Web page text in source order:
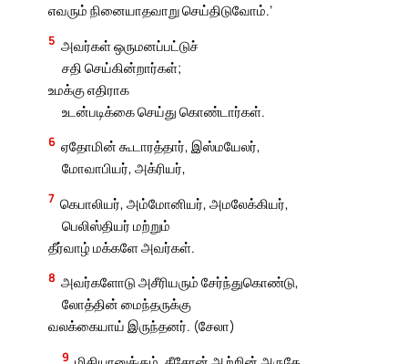
எவரும் நினையாதவாறு செய்திடுவோம்.’
5 அவர்கள் ஒருமனப்பட்டுச்
சதி செய்கின்றார்கள்;
உமக்கு எதிராக
உடன்படிக்கை செய்து கொண்டார்கள்.
6 ஏதோமின் கூடாரத்தார், இஸ்மயேலர்,
மோவாபியர், அக்ரியர்,
7 கெபாலியர், அம்மோனியர், அமலேக்கியர்,
பெலிஸ்தியர் மற்றும்
தீர்வாழ் மக்களே அவர்கள்.
8 அவர்களோடு அசீரியரும் சேர்ந்துகொண்டு,
லோத்தின் மைந்தருக்கு
வலக்கையாய் இருந்தனர். (சேலா)
9